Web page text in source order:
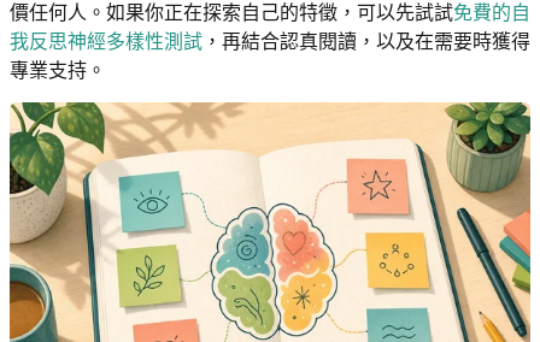
價任何人。如果你正在探索自己的特徵，可以先試試免費的自
我反思神經多樣性測試 ，再結合認真閱讀，以及在需要時獲得
專業支持。